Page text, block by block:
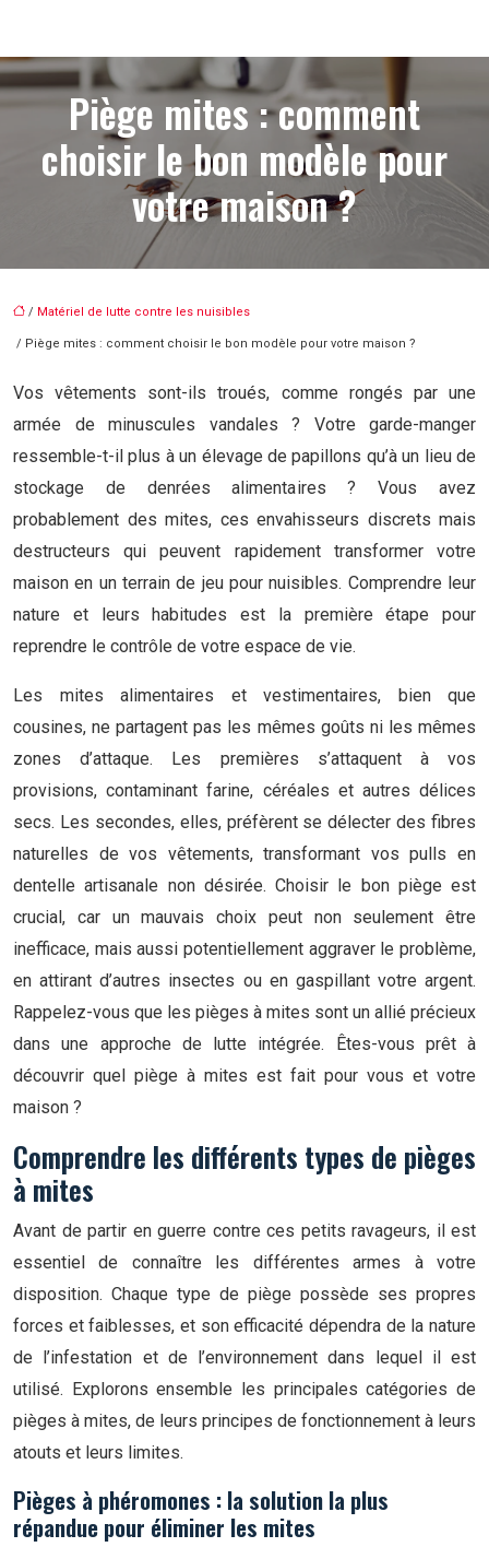
Piège mites : comment
choisir le bon modèle pour
votre maison ?
/ Matériel de lutte contre les nuisibles
/ Piège mites : comment choisir le bon modèle pour votre maison ?
Vos vêtements sont-ils troués, comme rongés par une
armée de minuscules vandales ? Votre garde-manger
ressemble-t-il plus à un élevage de papillons qu’à un lieu de
stockage de denrées alimentaires ? Vous avez
probablement des mites, ces envahisseurs discrets mais
destructeurs qui peuvent rapidement transformer votre
maison en un terrain de jeu pour nuisibles. Comprendre leur
nature et leurs habitudes est la première étape pour
reprendre le contrôle de votre espace de vie.
Les mites alimentaires et vestimentaires, bien que
cousines, ne partagent pas les mêmes goûts ni les mêmes
zones d’attaque. Les premières s’attaquent à vos
provisions, contaminant farine, céréales et autres délices
secs. Les secondes, elles, préfèrent se délecter des fibres
naturelles de vos vêtements, transformant vos pulls en
dentelle artisanale non désirée. Choisir le bon piège est
crucial, car un mauvais choix peut non seulement être
inefficace, mais aussi potentiellement aggraver le problème,
en attirant d’autres insectes ou en gaspillant votre argent.
Rappelez-vous que les pièges à mites sont un allié précieux
dans une approche de lutte intégrée. Êtes-vous prêt à
découvrir quel piège à mites est fait pour vous et votre
maison ?
Comprendre les différents types de pièges
à mites
Avant de partir en guerre contre ces petits ravageurs, il est
essentiel de connaître les différentes armes à votre
disposition. Chaque type de piège possède ses propres
forces et faiblesses, et son efficacité dépendra de la nature
de l’infestation et de l’environnement dans lequel il est
utilisé. Explorons ensemble les principales catégories de
pièges à mites, de leurs principes de fonctionnement à leurs
atouts et leurs limites.
Pièges à phéromones : la solution la plus
répandue pour éliminer les mites